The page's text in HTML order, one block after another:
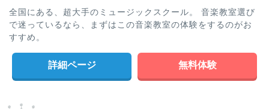
全国にある、超大手のミュージックスクール。 音楽教室選び
で迷っているなら、まずはこの音楽教室の体験をするのがお
すすめ。
詳細ページ 無料体験